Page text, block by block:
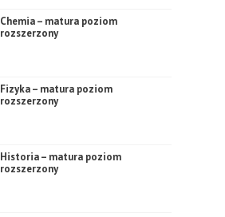
Chemia – matura poziom
rozszerzony
Fizyka – matura poziom
rozszerzony
Historia – matura poziom
rozszerzony